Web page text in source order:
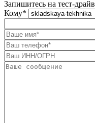
Запишитесь на тест-драйв
Кому*